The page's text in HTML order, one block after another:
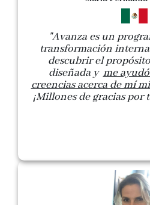
"Avanza es un
transformación
descubrir el
diseñada y me
creencias acerca de mí
¡Millones de gracias